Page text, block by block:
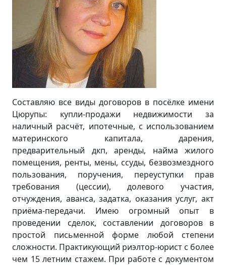
Составляю все виды договоров в посёлке имени
Цюрупы: купли-продажи недвижимости за
наличный расчёт, ипотечные, с использованием
материнского капитала, дарения,
предварительный дкп, аренды, найма жилого
помещения, ренты, мены, ссуды, безвозмездного
пользования, поручения, переуступки прав
требования (цессии), долевого участия,
отчуждения, аванса, задатка, оказания услуг, акт
приёма-передачи. Имею огромный опыт в
проведении сделок, составлении договоров в
простой письменной форме любой степени
сложности. Практикующий риэлтор-юрист с более
чем 15 летним стажем. При работе с документом